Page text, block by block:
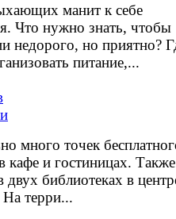
манит к себе
Что нужно знать, чтобы
недорого, но приятно?
питание,...
много точек
кафе и гостиницах. Также
двух библиотеках в
терри...